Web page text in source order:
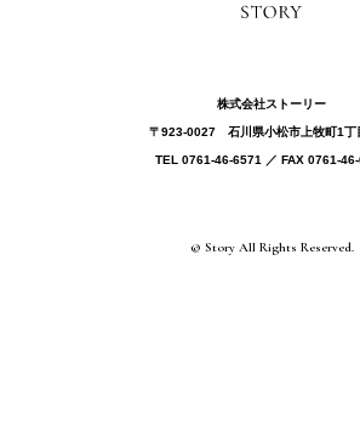
株式会社ストーリー
〒923-0027 ⽯川県⼩松市上牧町1丁
TEL 0761-46-6571 ／ FAX 0761-46-
© Story All Rights Reserved.